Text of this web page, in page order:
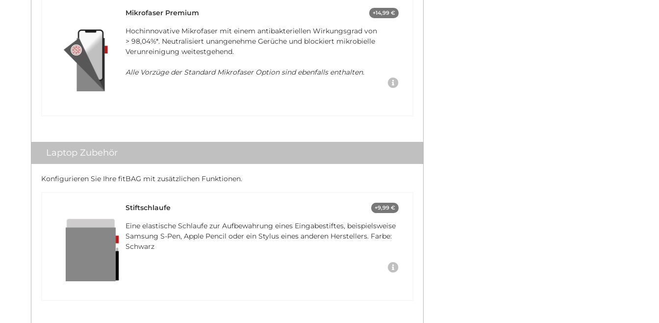
Mikrofaser Premium +14,99 €
Hochinnovative Mikrofaser mit einem antibakteriellen Wirkungsgrad von
> 98,04%*. Neutralisiert unangenehme Gerüche und blockiert mikrobielle
Verunreinigung weitestgehend.
Alle Vorzüge der Standard Mikrofaser Option sind ebenfalls enthalten.
Laptop Zubehör
Konfigurieren Sie Ihre fitBAG mit zusätzlichen Funktionen.
Stiftschlaufe +9,99 €
Eine elastische Schlaufe zur Aufbewahrung eines Eingabestiftes, beispielsweise
Samsung S-Pen, Apple Pencil oder ein Stylus eines anderen Herstellers. Farbe:
Schwarz